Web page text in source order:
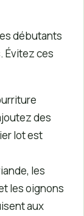
débutants
Évitez ces
des
lot est
les
les oignons
aux